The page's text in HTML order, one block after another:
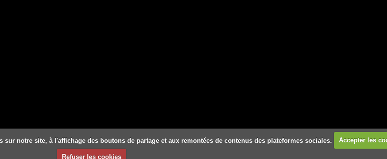
notre site, à l'affichage des boutons de partage et aux remontées de contenus des plateformes sociales. Accepter les
Refuser les cookies